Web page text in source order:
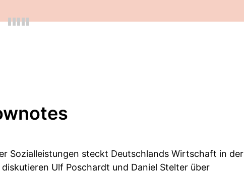
Sozialleistungen steckt Deutschlands Wirtschaft in der
Ulf Poschardt und Daniel Stelter über